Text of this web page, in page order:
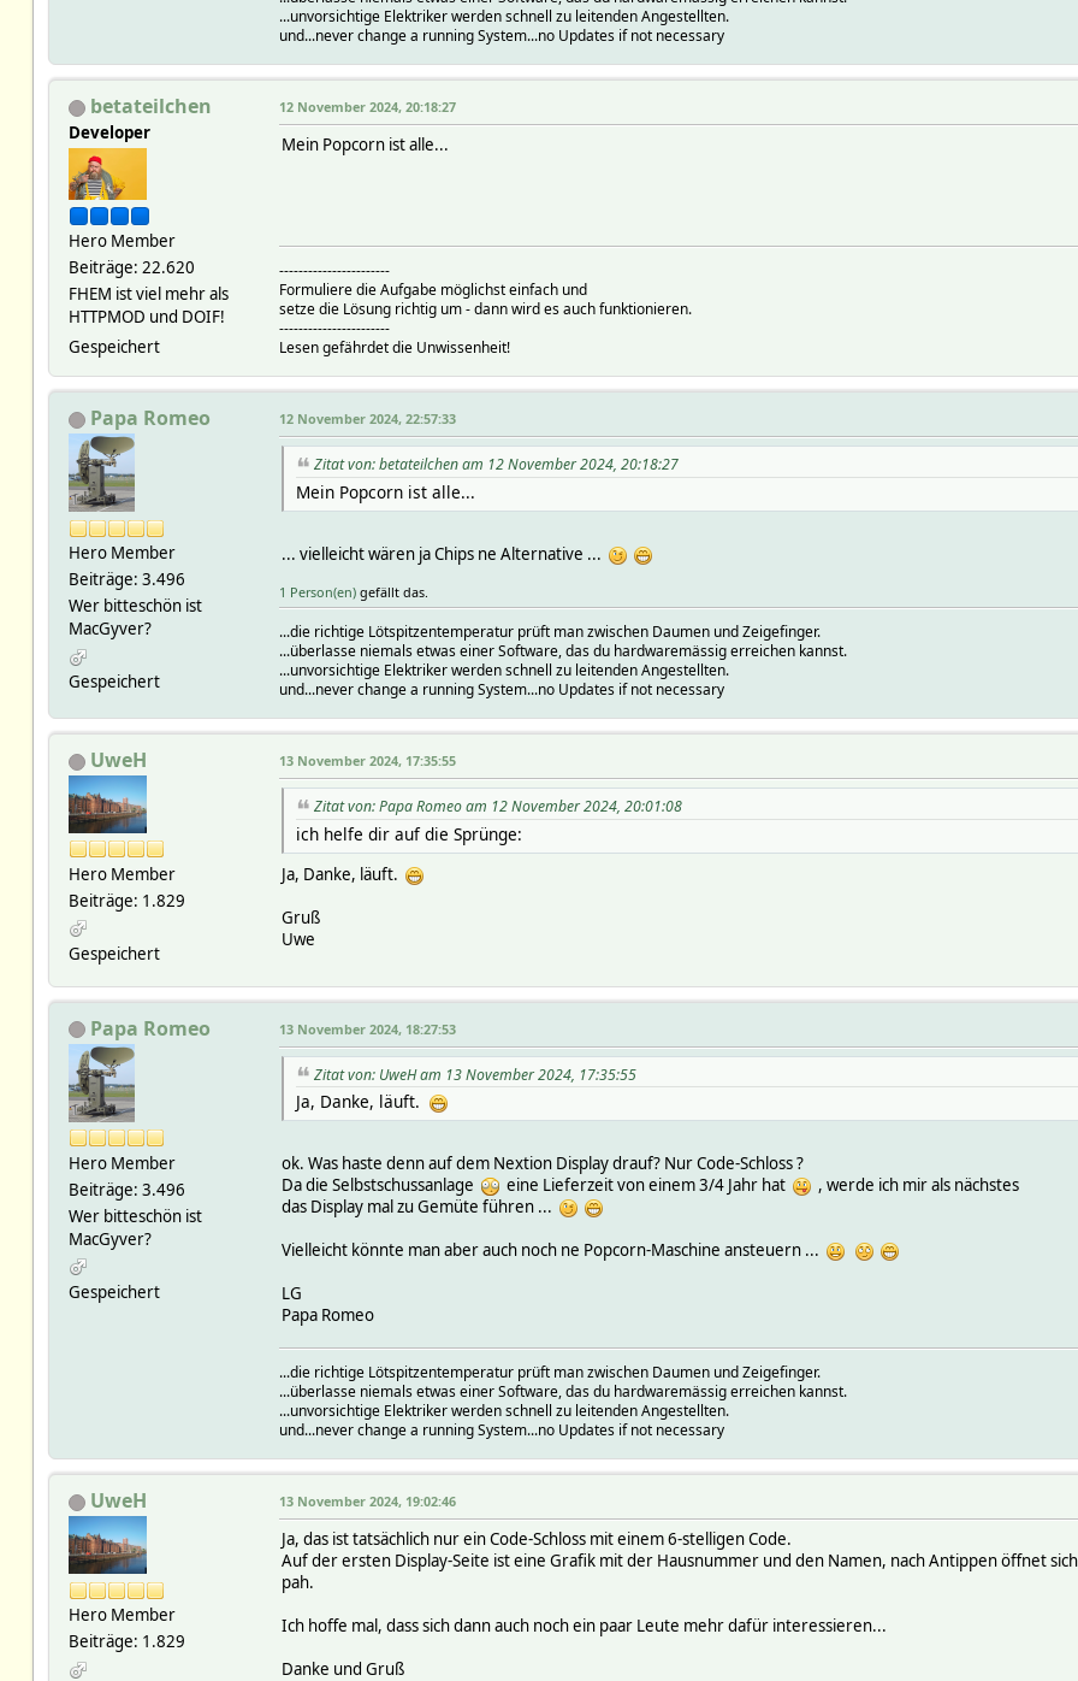
...unvorsichtige Elektriker werden schnell zu leitenden Angestellten.
und...never change a running System...no Updates if not necessary
betateilchen
Developer
Hero Member
Beiträge: 22.620
FHEM ist viel mehr als
HTTPMOD und DOIF!
Gespeichert
12 November 2024, 20:18:27
Mein Popcorn ist alle...
-----------------------
Formuliere die Aufgabe möglichst einfach und
setze die Lösung richtig um - dann wird es auch funktionieren.
-----------------------
Lesen gefährdet die Unwissenheit!
Papa Romeo
Hero Member
Beiträge: 3.496
Wer bitteschön ist
MacGyver?
Gespeichert
12 November 2024, 22:57:33
Zitat von: betateilchen am 12 November 2024, 20:18:27
Mein Popcorn ist alle...
... vielleicht wären ja Chips ne Alternative ...
1 Person(en)gefällt das.
...die richtige Lötspitzentemperatur prüft man zwischen Daumen und Zeigefinger.
...überlasse niemals etwas einer Software, das du hardwaremässig erreichen kannst.
...unvorsichtige Elektriker werden schnell zu leitenden Angestellten.
und...never change a running System...no Updates if not necessary
UweH
Hero Member
Beiträge: 1.829
Gespeichert
13 November 2024, 17:35:55
Zitat von: Papa Romeo am 12 November 2024, 20:01:08
ich helfe dir auf die Sprünge:
Ja, Danke, läuft.
Gruß
Uwe
Papa Romeo
Hero Member
Beiträge: 3.496
Wer bitteschön ist
MacGyver?
Gespeichert
13 November 2024, 18:27:53
Zitat von: UweH am 13 November 2024, 17:35:55
Ja, Danke, läuft.
ok. Was haste denn auf dem Nextion Display drauf? Nur Code-Schloss ?
Da die Selbstschussanlage
eine Lieferzeit von einem 3/4 Jahr hat
, werde ich mir als nächstes
das Display mal zu Gemüte führen ...
Vielleicht könnte man aber auch noch ne Popcorn-Maschine ansteuern ...
LG
Papa Romeo
...die richtige Lötspitzentemperatur prüft man zwischen Daumen und Zeigefinger.
...überlasse niemals etwas einer Software, das du hardwaremässig erreichen kannst.
...unvorsichtige Elektriker werden schnell zu leitenden Angestellten.
und...never change a running System...no Updates if not necessary
UweH
Hero Member
Beiträge: 1.829
13 November 2024, 19:02:46
Ja, das ist tatsächlich nur ein Code-Schloss mit einem 6-stelligen Code.
Auf der ersten Display-Seite ist eine Grafik mit der Hausnummer und den Namen, nach Antippen öffnet
pah.
Ich hoffe mal, dass sich dann auch noch ein paar Leute mehr dafür interessieren...
Danke und Gruß